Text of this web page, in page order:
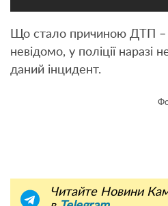
Що стало причиною ДТП –
невідомо, у поліції наразі
даний інцидент.
Читайте Новини